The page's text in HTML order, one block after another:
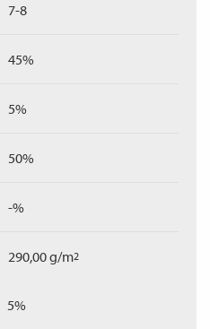
7-8
45%
5%
50%
-%
290,00 g/m2
5%